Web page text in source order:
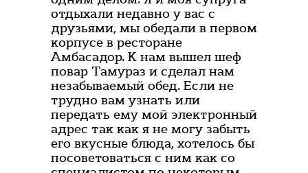
отдыхали недавно у вас с
друзьями, мы обедали в первом
корпусе в ресторане
Амбасадор. К нам вышел шеф
повар Тамураз и сделал нам
незабываемый обед. Если не
трудно вам узнать или
передать ему мой электронный
адрес так как я не могу забыть
его вкусные блюда, хотелось бы
посоветоваться с ним как со